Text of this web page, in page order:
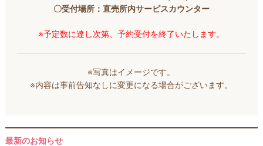
〇受付場所：直売所内サービスカウンター
※予定数に達し次第、予約受付を終了いたします。
※写真はイメージです。
※内容は事前告知なしに変更になる場合がございます。
最新のお知らせ